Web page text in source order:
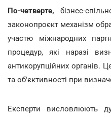
По-четверте,бізнес-
законопроєкт механізм
участю міжнародних
процедур, які наразі
антикорупційних органів.
та об'єктивності при
Експерти висловлюють